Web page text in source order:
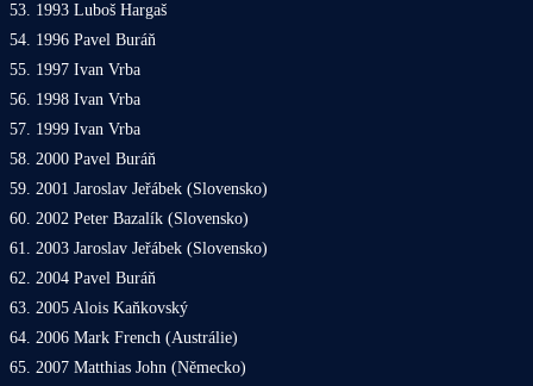
53. 1993 Luboš Hargaš
54. 1996 Pavel Buráň
55. 1997 Ivan Vrba
56. 1998 Ivan Vrba
57. 1999 Ivan Vrba
58. 2000 Pavel Buráň
59. 2001 Jaroslav Jeřábek (Slovensko)
60. 2002 Peter Bazalík (Slovensko)
61. 2003 Jaroslav Jeřábek (Slovensko)
62. 2004 Pavel Buráň
63. 2005 Alois Kaňkovský
64. 2006 Mark French (Austrálie)
65. 2007 Matthias John (Německo)